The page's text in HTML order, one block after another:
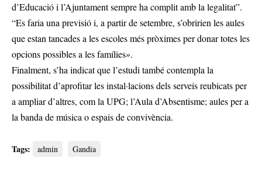
d’Educació i l’Ajuntament sempre ha complit amb la legalitat”.
“Es faria una previsió i, a partir de setembre, s’obririen les aules
que estan tancades a les escoles més pròximes per donar totes les
opcions possibles a les famílies».
Finalment, s’ha indicat que l’estudi també contempla la
possibilitat d’aprofitar les instal·lacions dels serveis reubicats per
a ampliar d’altres, com la UPG; l’Aula d’Absentisme; aules per a
la banda de música o espais de convivència.
Tags: admin Gandia